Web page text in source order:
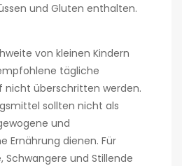
und Gluten enthalten.
von kleinen Kindern
tägliche
nicht überschritten werden.
sollten nicht als
und
Ernährung dienen. Für
Schwangere und Stillende